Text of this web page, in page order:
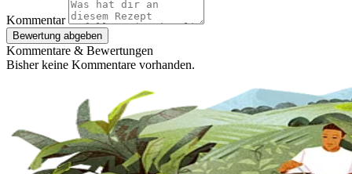
Kommentar
Bewertung abgeben
Kommentare & Bewertungen
Bisher keine Kommentare vorhanden.